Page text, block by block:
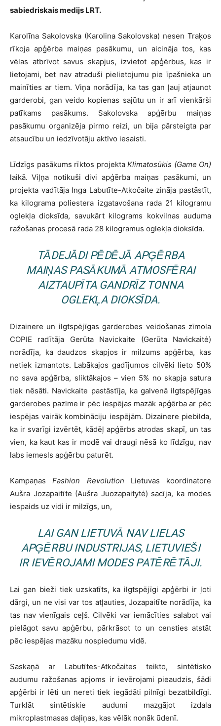
sabiedriskais medijs LRT.
Karolīna Sakolovska (Karolina Sakolovska) nesen Traķos
rīkoja apģērba maiņas pasākumu, un aicināja tos, kas
vēlas atbrīvot savus skapjus, izvietot apģērbus, kas ir
lietojami, bet nav atraduši pielietojumu pie īpašnieka un
mainīties ar tiem. Viņa norādīja, ka tas gan ļauj atjaunot
garderobi, gan veido kopienas sajūtu un ir arī vienkārši
patīkams pasākums. Sakolovska apģērbu maiņas
pasākumu organizēja pirmo reizi, un bija pārsteigta par
atsaucību un iedzīvotāju aktīvo iesaisti.
Līdzīgs pasākums rīktos projekta Klimatosūkis (Game On)
laikā. Viļņa notikuši divi apģērba maiņas pasākumi, un
projekta vadītāja Inga Labutīte-Atkočaite zināja pastāstīt,
ka kilograma poliestera izgatavošana rada 21 kilogramu
oglekļa dioksīda, savukārt kilograms kokvilnas auduma
ražošanas procesā rada 28 kilogramus oglekļa dioksīda.
TĀDEJĀDI PĒDĒJĀ APĢĒRBA
MAIŅAS PASĀKUMĀ ATMOSFĒRAI
AIZTAUPĪTA GANDRĪZ TONNA
OGLEKĻA DIOKSĪDA.
Dizainere un ilgtspējīgas garderobes veidošanas zīmola
COPIE radītāja Gerūta Navickaite (Gerūta Navickaitė)
norādīja, ka daudzos skapjos ir milzums apģērba, kas
netiek izmantots. Labākajos gadījumos cilvēki lieto 50%
no sava apģērba, sliktākajos – vien 5% no skapja satura
tiek nēsāti. Navickaite pastāstīja, ka galvenā ilgtspējīgas
garderobes pazīme ir pēc iespējas mazāk apģērba ar pēc
iespējas vairāk kombināciju iespējām. Dizainere piebilda,
ka ir svarīgi izvērtēt, kādēļ apģērbs atrodas skapī, un tas
vien, ka kaut kas ir modē vai draugi nēsā ko līdzīgu, nav
labs iemesls apģērbu paturēt.
KampaņasFashion Revolution Lietuvas koordinatore
Aušra Jozapaitīte (Aušra Juozapaitytė) sacīja, ka modes
iespaids uz vidi ir milzīgs, un,
LAI GAN LIETUVĀ NAV LIELAS
APĢĒRBU INDUSTRIJAS, LIETUVIEŠI
IR IEVĒROJAMI MODES PATĒRĒTĀJI.
Lai gan bieži tiek uzskatīts, ka ilgtspējīgi apģērbi ir ļoti
dārgi, un ne visi var tos atļauties, Jozapaitīte norādīja, ka
tas nav vienīgais ceļš. Cilvēki var iemācīties salabot vai
pielāgot savu apģērbu, pārkrāsot to un censties atstāt
pēc iespējas mazāku nospiedumu vidē.
Saskaņā ar Labutītes-Atkočaites teikto, sintētisko
audumu ražošanas apjoms ir ievērojami pieaudzis, šādi
apģērbi ir lēti un nereti tiek iegādāti pilnīgi bezatbildīgi.
Turklāt sintētiskie audumi mazgājot izdala
mikroplastmasas daļiņas, kas vēlāk nonāk ūdenī.